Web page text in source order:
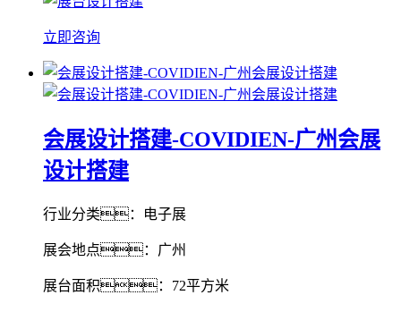
立即咨询
会展设计搭建-COVIDIEN-广州会展
设计搭建
行业分类：电子展
展会地点：广州
展台面积：72平方米